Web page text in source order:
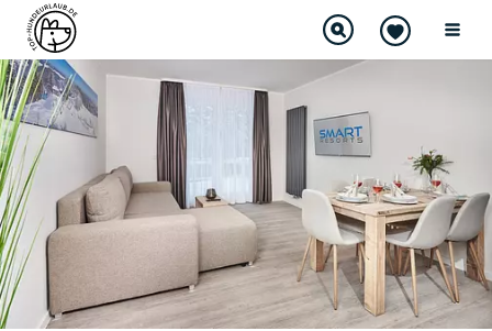
DIREKT BUCHBAR